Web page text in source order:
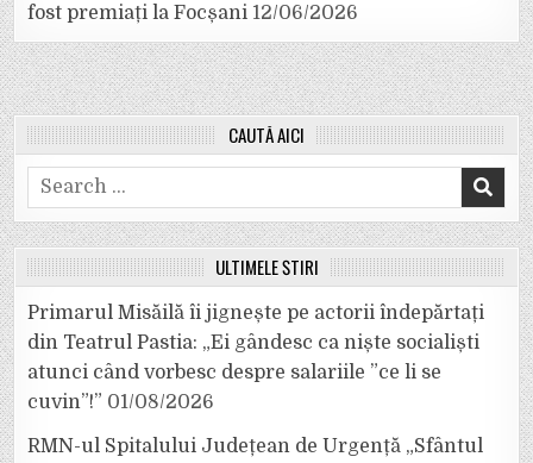
fost premiați la Focșani 12/06/2026
CAUTĂ AICI
Search
for:
ULTIMELE ȘTIRI
Primarul Misăilă îi jignește pe actorii îndepărtați
din Teatrul Pastia: „Ei gândesc ca niște socialiști
atunci când vorbesc despre salariile ”ce li se
cuvin”!” 01/08/2026
RMN-ul Spitalului Județean de Urgență „Sfântul